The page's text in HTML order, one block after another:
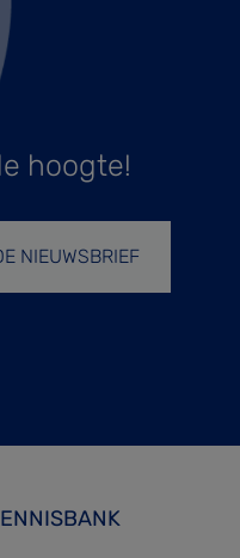
hoogte!
NIEUWSBRIEF